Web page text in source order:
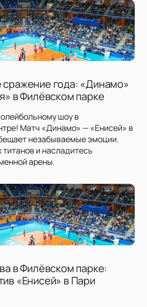
года: «Динамо»
в Филёвском парке
шоу в
Матч «Динамо» — «Енисей» в
незабываемые эмоции.
и насладитесь
арены.
в Филёвском парке:
«Енисей» в Пари